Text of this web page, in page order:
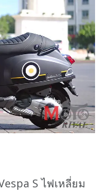
S ไฟเหลี่ยม